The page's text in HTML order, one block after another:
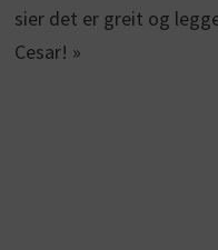
sier det er greit og
Cesar! »